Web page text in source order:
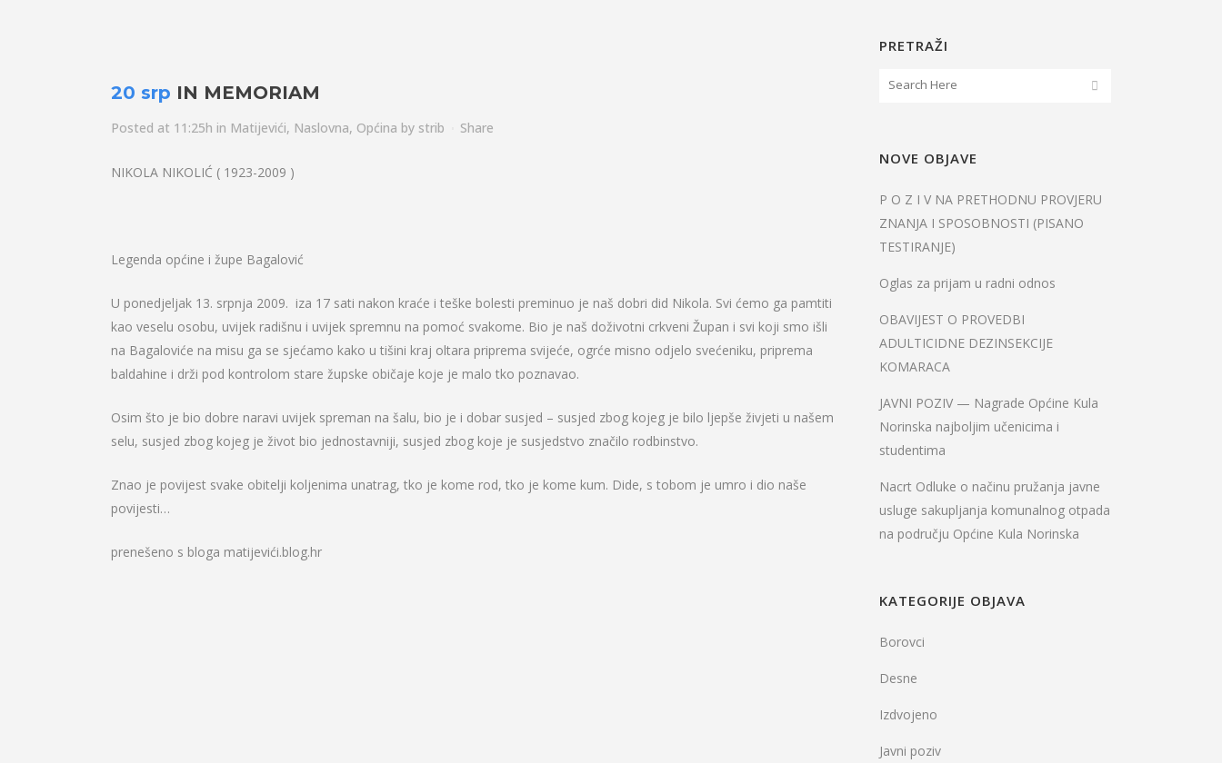
20 srp IN MEMORIAM
Posted at 11:25h in Matijevići, Naslovna, Općina by strib Share
NIKOLA NIKOLIĆ ( 1923-2009 )
Legenda općine i župe Bagalović
U ponedjeljak 13. srpnja 2009. iza 17 sati nakon kraće i teške bolesti preminuo je naš dobri did Nikola. Svi ćemo ga pamtiti
kao veselu osobu, uvijek radišnu i uvijek spremnu na pomoć svakome. Bio je naš doživotni crkveni Župan i svi koji smo išli
na Bagaloviće na misu ga se sjećamo kako u tišini kraj oltara priprema svijeće, ogrće misno odjelo svećeniku, priprema
baldahine i drži pod kontrolom stare župske običaje koje je malo tko poznavao.
Osim što je bio dobre naravi uvijek spreman na šalu, bio je i dobar susjed – susjed zbog kojeg je bilo ljepše živjeti u našem
selu, susjed zbog kojeg je život bio jednostavniji, susjed zbog koje je susjedstvo značilo rodbinstvo.
Znao je povijest svake obitelji koljenima unatrag, tko je kome rod, tko je kome kum. Dide, s tobom je umro i dio naše
povijesti…
prenešeno s bloga matijevići.blog.hr
PRETRAŽI
NOVE OBJAVE
P O Z I V NA PRETHODNU PROVJERU
ZNANJA I SPOSOBNOSTI (PISANO
TESTIRANJE)
Oglas za prijam u radni odnos
OBAVIJEST O PROVEDBI
ADULTICIDNE DEZINSEKCIJE
KOMARACA
JAVNI POZIV — Nagrade Općine Kula
Norinska najboljim učenicima i
studentima
Nacrt Odluke o načinu pružanja javne
usluge sakupljanja komunalnog otpada
na području Općine Kula Norinska
KATEGORIJE OBJAVA
Borovci
Desne
Izdvojeno
Javni poziv